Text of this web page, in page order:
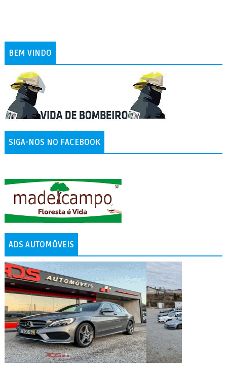
BEM VINDO
SIGA-NOS NO FACEBOOK
ADS AUTOMÓVEIS